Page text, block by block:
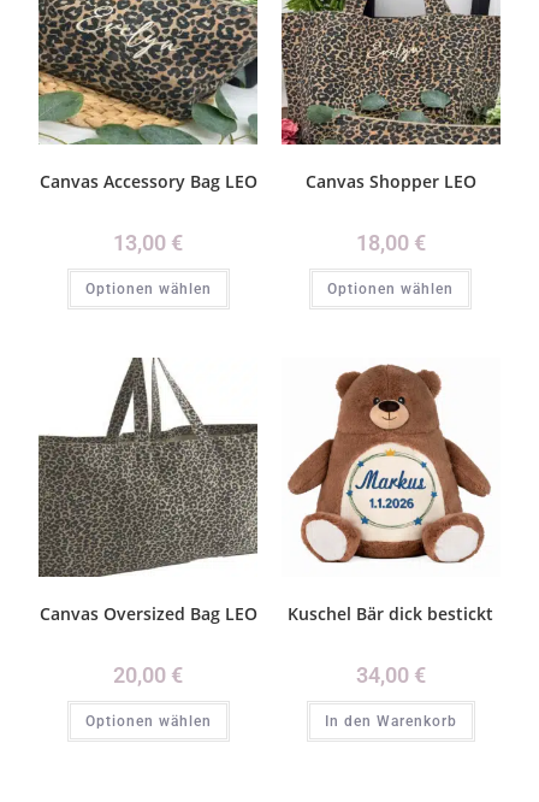
Canvas Accessory Bag LEO
13,00 €
Optionen wählen
Canvas Shopper LEO
18,00 €
Optionen wählen
Canvas Oversized Bag LEO
20,00 €
Optionen wählen
Kuschel Bär dick bestickt
34,00 €
In den Warenkorb